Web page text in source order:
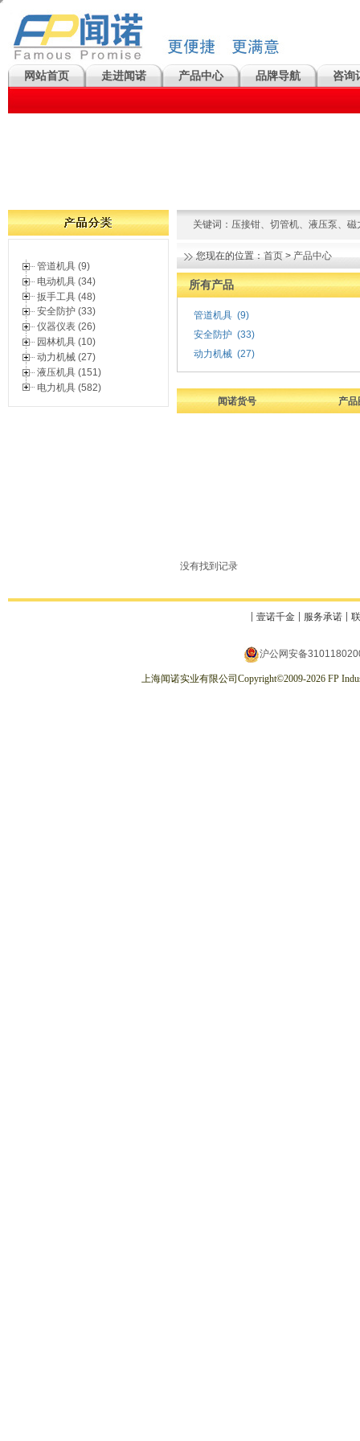
网站首页 走进闻诺 产品中心 品牌导航 咨询
管道机具 (9)
电动机具 (34)
扳手工具 (48)
安全防护 (33)
仪器仪表 (26)
园林机具 (10)
动力机械 (27)
液压机具 (151)
电力机具 (582)
关键词： 压接钳、 切管机、 液压泵、 磁
您现在的位置： 首页 > 产品中心
所有产品
管道机具 (9)
安全防护 (33)
动力机械 (27)
闻诺货号 产品
没有找到记录
壹诺千金 服务承诺
沪公网安备
上海闻诺实业有限公司 Copyright©2009-2026 FP